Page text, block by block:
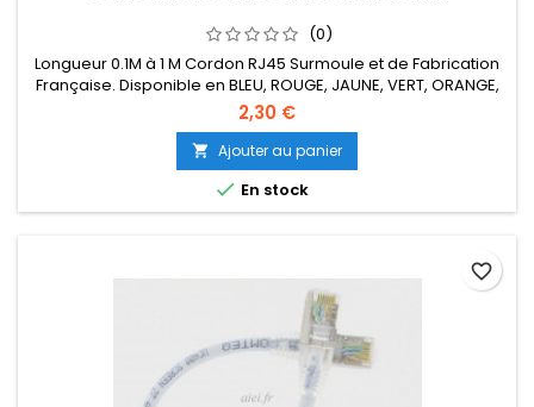
(0)
Longueur 0.1M à 1 M Cordon RJ45 Surmoule et de Fabrication
Française. Disponible en BLEU, ROUGE, JAUNE, VERT, ORANGE,
NOIR, VIOLET. Existe également en gaine LSZH.
2,30 €
 Ajouter au panier
 En stock
favorite_border